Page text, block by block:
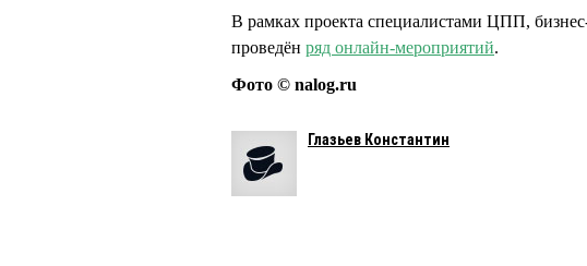
В рамках проекта специалистами ЦПП,
проведён ряд онлайн-мероприятий.
Фото © nalog.ru
Глазьев Константин